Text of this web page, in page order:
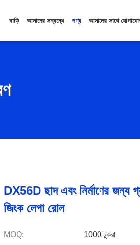
বাড়ি আমাদের সম্বন্ধে পণ্য আমাদের সাথে
DX56D ছাদ এবং নির্মাণের জন্য
জিংক লেপা রোল
MOQ: 1000 টুকরা